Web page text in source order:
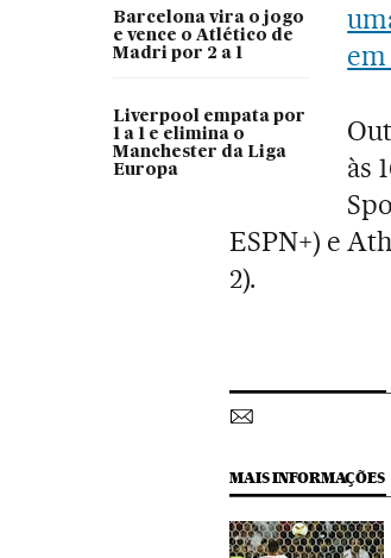
Barcelona vira o jogo
e vence o Atlético de
Madri por 2 a 1
Liverpool empata por
1 a 1 e elimina o
Manchester da Liga
Europa
às
ESPN+) e
2).
MAIS INFORMAÇÕES